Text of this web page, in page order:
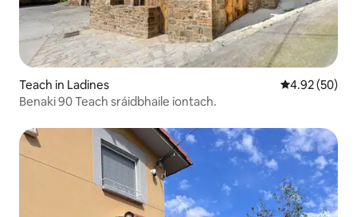
Teach in Ladines Meánrátáil
4.92 (50)
Benaki 90 Teach sráidbhaile iontach.